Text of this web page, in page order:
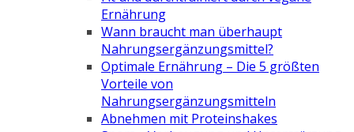
Ernährung
Wann braucht man überhaupt
Nahrungsergänzungsmittel?
Optimale Ernährung – Die 5 größten
Vorteile von
Nahrungsergänzungsmitteln
Abnehmen mit Proteinshakes